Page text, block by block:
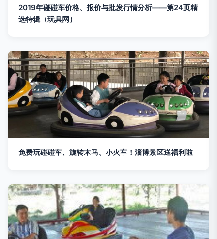
2019年碰碰车价格、报价与批发行情分析——第24页精
选特辑（玩具网）
免费玩碰碰车、旋转木马、小火车！淄博景区送福利啦